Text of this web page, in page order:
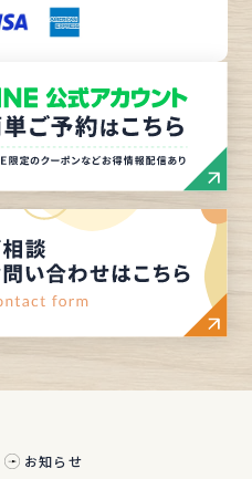
お知らせ